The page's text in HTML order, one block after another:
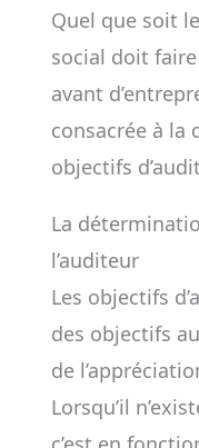
Quel que soit
social doit
avant
consacrée à la
objectifs
La
l’auditeur
Les objectifs
des objectifs
de
Lorsqu’il